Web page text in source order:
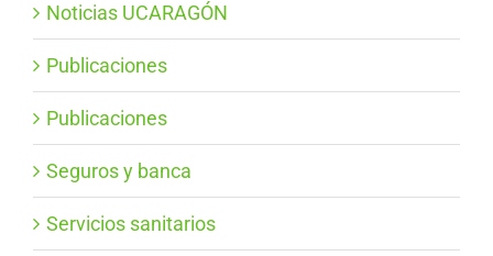
Noticias UCARAGÓN
Publicaciones
Publicaciones
Seguros y banca
Servicios sanitarios